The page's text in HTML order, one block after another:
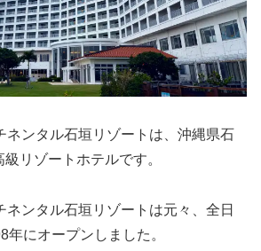
ネンタル石垣リゾートは、沖縄県石
リゾートホテルです。
ンタル石垣リゾートは元々、全日
年にオープンしました。